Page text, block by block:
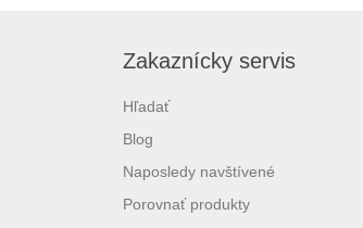
Zakaznícky servis
Hľadať
Blog
Naposledy navštívené
Porovnať produkty